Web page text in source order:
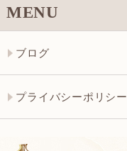
MENU
ブログ
プライバシーポリシー